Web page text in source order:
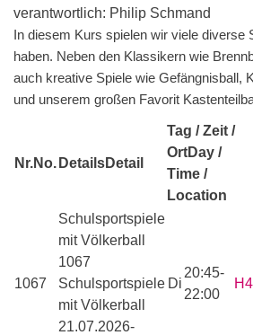
Mitglied werden
Schnupperangebote
verantwortlich: Philip Schmand
In diesem Kurs spielen wir viele diverse
haben. Neben den Klassikern wie
auch kreative Spiele wie Gefängnisball,
und unserem großen Favorit
Nr.No. DetailsDetail
Tag / Zeit /
OrtDay /
Time /
Location
1067
Schulsportspiele
mit Völkerball
1067
Schulsportspiele
mit Völkerball
21.07.2026-
Di
20:45-
22:00
H4